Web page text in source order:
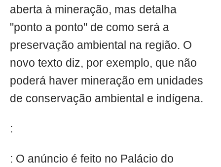
aberta à mineração, mas detalha
"ponto a ponto" de como será a
preservação ambiental na região. O
novo texto diz, por exemplo, que não
poderá haver mineração em unidades
de conservação ambiental e indígena.
:
: O anúncio é feito no Palácio do